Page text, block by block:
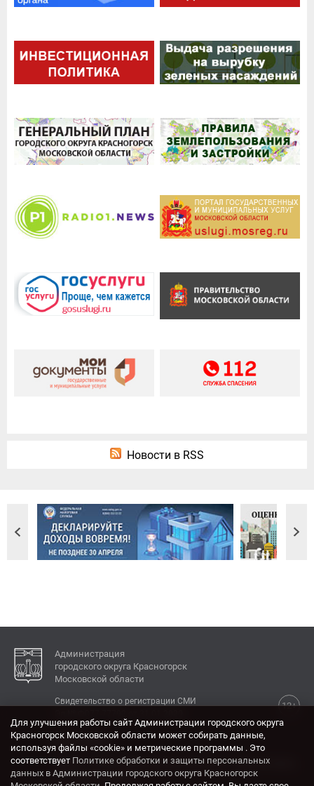
Новости в RSS
Администрация
городского округа Красногорск
Московской области
12+
Свидетельство о регистрации СМИ
КОНТАКТЫ
Адрес: 143404, Московская область, г. Красногорск,
ул. Ленина, дом 4.
Для улучшения работы сайт Администрации городского округа
Красногорск Московской области может собирать данные,
используя файлы «cookie» и метрические программы . Это
соответствует Политике обработки и защиты персональных
данных в Администрации городского округа Красногорск